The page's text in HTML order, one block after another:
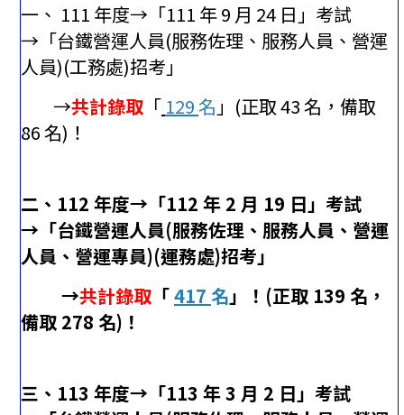
一、 111 年度→「111 年 9 月 24 日」考試
→「台鐵營運人員(服務佐理、服務人員、營運
人員)(工務處)招考」
→共計錄取 「 129名 」(正取 43 名，備取
86 名)！
二、 112 年度→「112 年 2 月 19 日」考試
→「台鐵營運人員(服務佐理、服務人員、營運
人員、營運專員)(運務處)招考」
→共計錄取 「417 名」！ (正取 139 名，
備取 278 名)！
三、 113 年度→「113 年 3 月 2 日」考試